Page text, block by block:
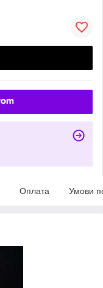
Оплата Умови